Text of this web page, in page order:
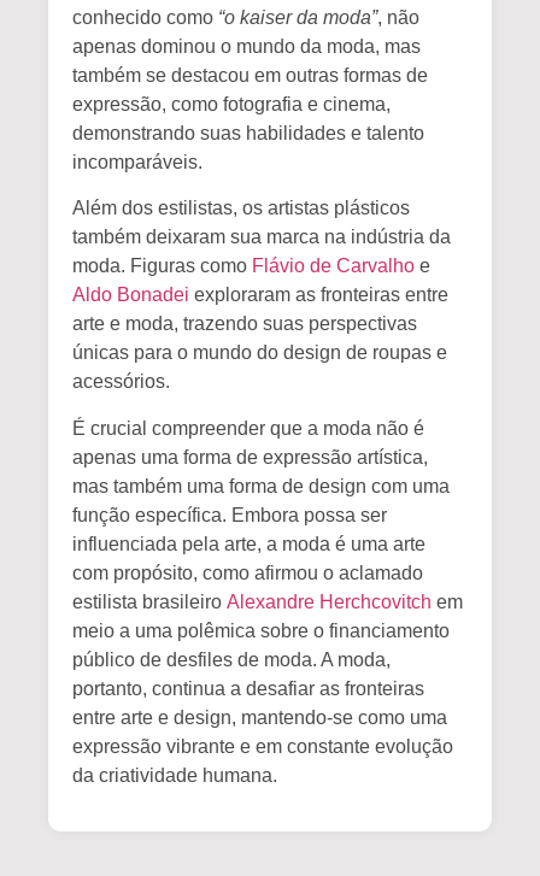
conhecido como “o kaiser da moda”, não
apenas dominou o mundo da moda, mas
também se destacou em outras formas de
expressão, como fotografia e cinema,
demonstrando suas habilidades e talento
incomparáveis.
Além dos estilistas, os artistas plásticos
também deixaram sua marca na indústria da
moda. Figuras como Flávio de Carvalho e
Aldo Bonadei exploraram as fronteiras entre
arte e moda, trazendo suas perspectivas
únicas para o mundo do design de roupas e
acessórios.
É crucial compreender que a moda não é
apenas uma forma de expressão artística,
mas também uma forma de design com uma
função específica. Embora possa ser
influenciada pela arte, a moda é uma arte
com propósito, como afirmou o aclamado
estilista brasileiro Alexandre Herchcovitch em
meio a uma polêmica sobre o financiamento
público de desfiles de moda. A moda,
portanto, continua a desafiar as fronteiras
entre arte e design, mantendo-se como uma
expressão vibrante e em constante evolução
da criatividade humana.